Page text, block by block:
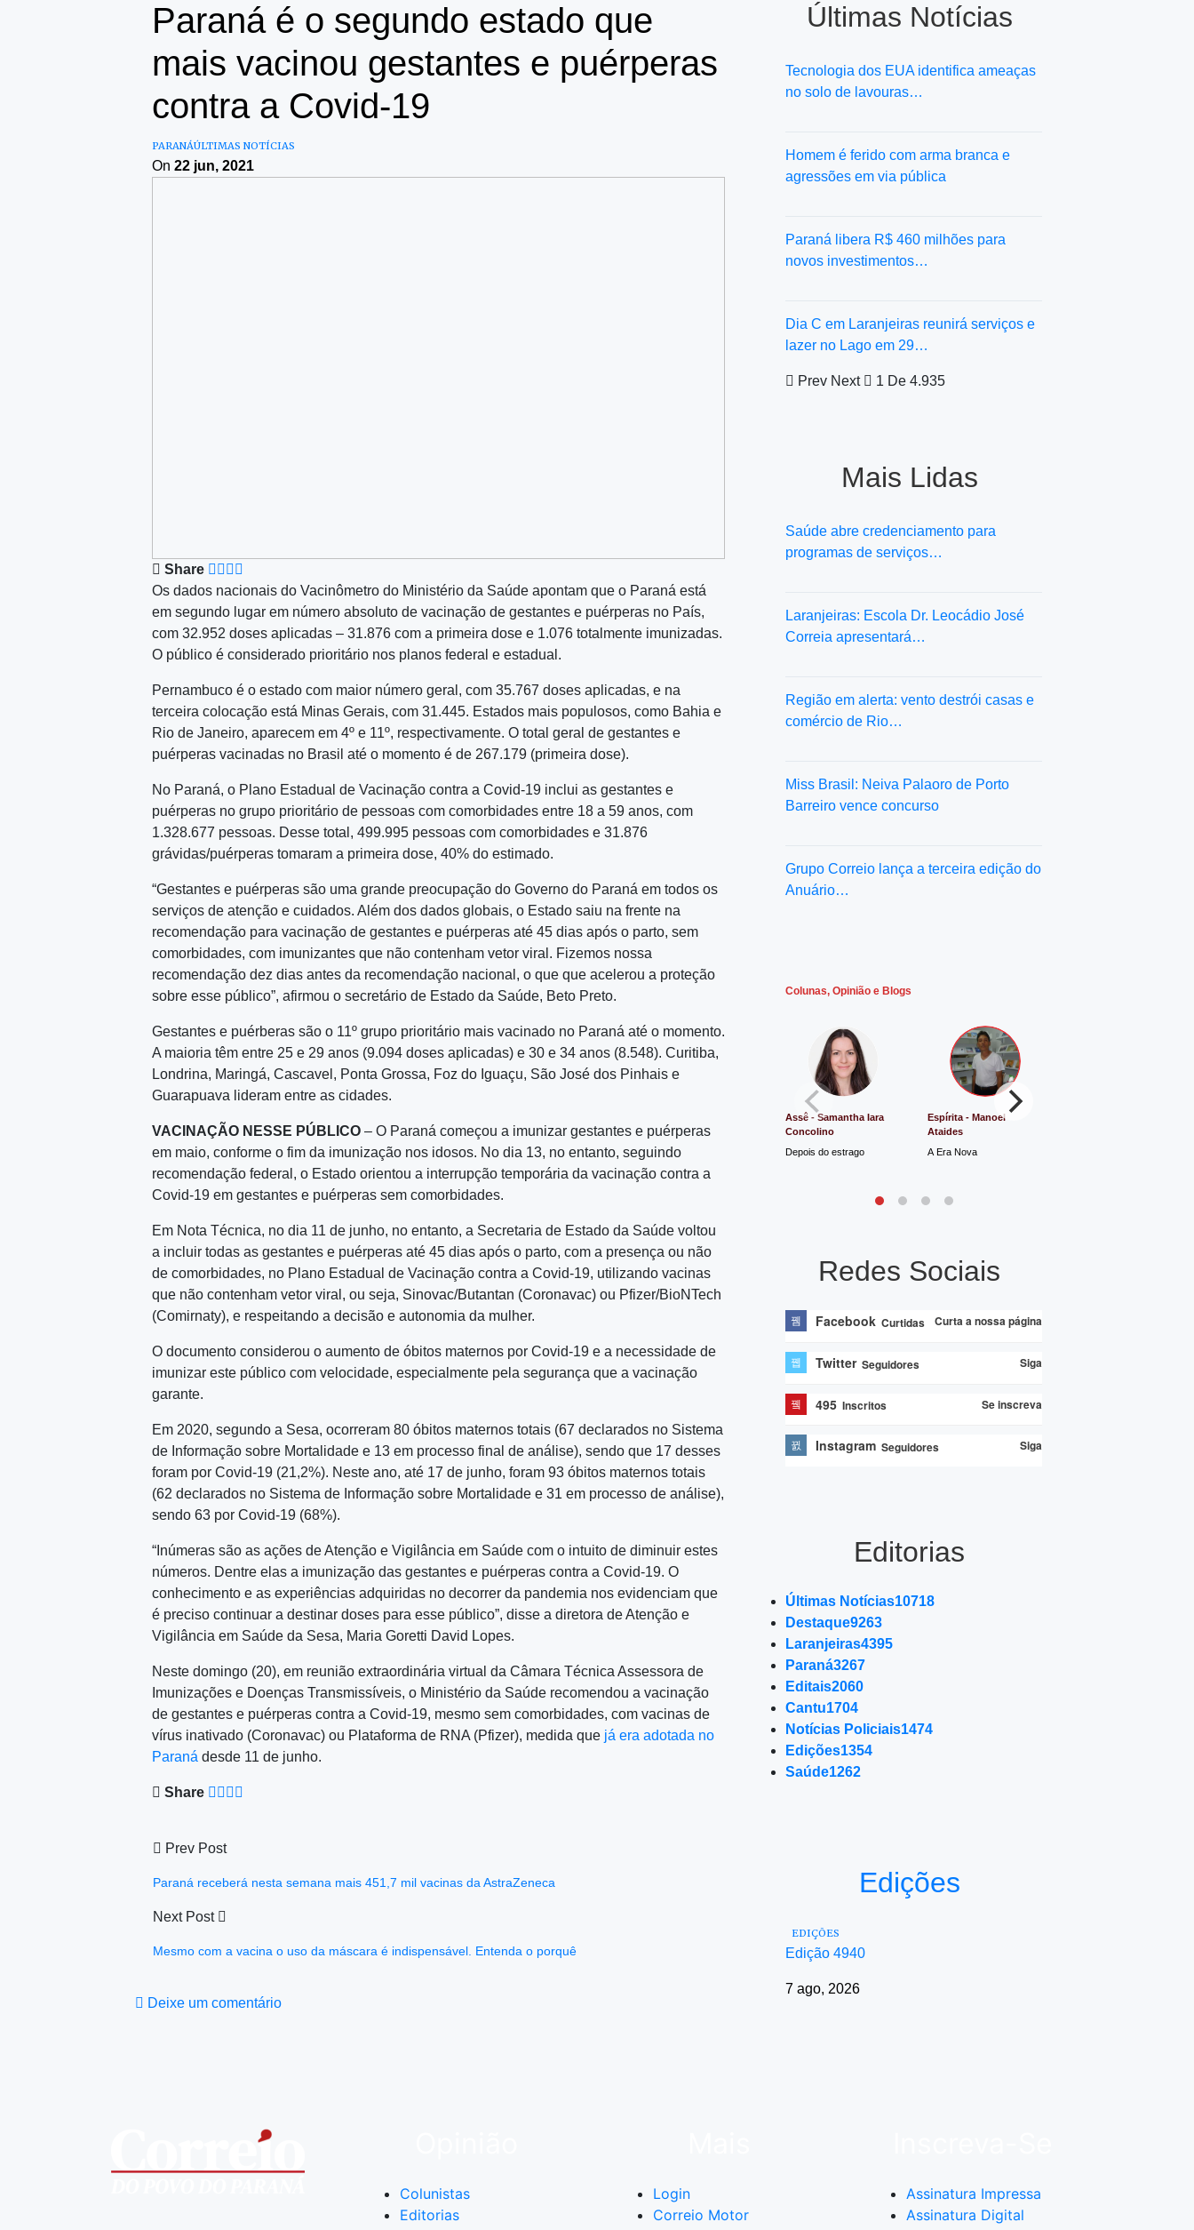
Paraná é o segundo estado que
mais vacinou gestantes e puérperas
contra a Covid-19
PARANÁÚLTIMAS NOTÍCIAS
On 22 jun, 2021
Share
Os dados nacionais do Vacinômetro do Ministério da Saúde apontam que o Paraná está
em segundo lugar em número absoluto de vacinação de gestantes e puérperas no País,
com 32.952 doses aplicadas – 31.876 com a primeira dose e 1.076 totalmente imunizadas.
O público é considerado prioritário nos planos federal e estadual.
Pernambuco é o estado com maior número geral, com 35.767 doses aplicadas, e na
terceira colocação está Minas Gerais, com 31.445. Estados mais populosos, como Bahia e
Rio de Janeiro, aparecem em 4º e 11º, respectivamente. O total geral de gestantes e
puérperas vacinadas no Brasil até o momento é de 267.179 (primeira dose).
No Paraná, o Plano Estadual de Vacinação contra a Covid-19 inclui as gestantes e
puérperas no grupo prioritário de pessoas com comorbidades entre 18 a 59 anos, com
1.328.677 pessoas. Desse total, 499.995 pessoas com comorbidades e 31.876
grávidas/puérperas tomaram a primeira dose, 40% do estimado.
“Gestantes e puérperas são uma grande preocupação do Governo do Paraná em todos os
serviços de atenção e cuidados. Além dos dados globais, o Estado saiu na frente na
recomendação para vacinação de gestantes e puérperas até 45 dias após o parto, sem
comorbidades, com imunizantes que não contenham vetor viral. Fizemos nossa
recomendação dez dias antes da recomendação nacional, o que que acelerou a proteção
sobre esse público”, afirmou o secretário de Estado da Saúde, Beto Preto.
Gestantes e puérberas são o 11º grupo prioritário mais vacinado no Paraná até o momento.
A maioria têm entre 25 e 29 anos (9.094 doses aplicadas) e 30 e 34 anos (8.548). Curitiba,
Londrina, Maringá, Cascavel, Ponta Grossa, Foz do Iguaçu, São José dos Pinhais e
Guarapuava lideram entre as cidades.
VACINAÇÃO NESSE PÚBLICO – O Paraná começou a imunizar gestantes e puérperas
em maio, conforme o fim da imunização nos idosos. No dia 13, no entanto, seguindo
recomendação federal, o Estado orientou a interrupção temporária da vacinação contra a
Covid-19 em gestantes e puérperas sem comorbidades.
Em Nota Técnica, no dia 11 de junho, no entanto, a Secretaria de Estado da Saúde voltou
a incluir todas as gestantes e puérperas até 45 dias após o parto, com a presença ou não
de comorbidades, no Plano Estadual de Vacinação contra a Covid-19, utilizando vacinas
que não contenham vetor viral, ou seja, Sinovac/Butantan (Coronavac) ou Pfizer/BioNTech
(Comirnaty), e respeitando a decisão e autonomia da mulher.
O documento considerou o aumento de óbitos maternos por Covid-19 e a necessidade de
imunizar este público com velocidade, especialmente pela segurança que a vacinação
garante.
Em 2020, segundo a Sesa, ocorreram 80 óbitos maternos totais (67 declarados no Sistema
de Informação sobre Mortalidade e 13 em processo final de análise), sendo que 17 desses
foram por Covid-19 (21,2%). Neste ano, até 17 de junho, foram 93 óbitos maternos totais
(62 declarados no Sistema de Informação sobre Mortalidade e 31 em processo de análise),
sendo 63 por Covid-19 (68%).
“Inúmeras são as ações de Atenção e Vigilância em Saúde com o intuito de diminuir estes
números. Dentre elas a imunização das gestantes e puérperas contra a Covid-19. O
conhecimento e as experiências adquiridas no decorrer da pandemia nos evidenciam que
é preciso continuar a destinar doses para esse público”, disse a diretora de Atenção e
Vigilância em Saúde da Sesa, Maria Goretti David Lopes.
Neste domingo (20), em reunião extraordinária virtual da Câmara Técnica Assessora de
Imunizações e Doenças Transmissíveis, o Ministério da Saúde recomendou a vacinação
de gestantes e puérperas contra a Covid-19, mesmo sem comorbidades, com vacinas de
vírus inativado (Coronavac) ou Plataforma de RNA (Pfizer), medida que já era adotada no
Paraná desde 11 de junho.
Share
Prev Post
Paraná receberá nesta semana mais 451,7 mil vacinas da AstraZeneca
Next Post
Mesmo com a vacina o uso da máscara é indispensável. Entenda o porquê
Deixe um comentário
Últimas Notícias
Tecnologia dos EUA identifica ameaças
no solo de lavouras…
Homem é ferido com arma branca e
agressões em via pública
Paraná libera R$ 460 milhões para
novos investimentos…
Dia C em Laranjeiras reunirá serviços e
lazer no Lago em 29…
Prev Next 1 De 4.935
Mais Lidas
Saúde abre credenciamento para
programas de serviços…
Laranjeiras: Escola Dr. Leocádio José
Correia apresentará…
Região em alerta: vento destrói casas e
comércio de Rio…
Miss Brasil: Neiva Palaoro de Porto
Barreiro vence concurso
Grupo Correio lança a terceira edição do
Anuário…
Colunas, Opinião e Blogs
Assê - Samantha Iara
Concolino
Depois do estrago
Espírita - Manoel
Ataides
A Era Nova
Redes Sociais
Facebook Curtidas Curta a nossa página
Twitter Seguidores Siga
495 Inscritos Se inscreva
Instagram Seguidores Siga
Editorias
Últimas Notícias10718
Destaque9263
Laranjeiras4395
Paraná3267
Editais2060
Cantu1704
Notícias Policiais1474
Edições1354
Saúde1262
Edições
EDIÇÕES
Edição 4940
7 ago, 2026
Colunistas
Editorias
Login
Correio Motor
Assinatura Impressa
Assinatura Digital